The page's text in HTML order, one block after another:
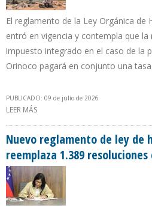
El reglamento de la Ley Orgánica de
entró en vigencia y contempla que
impuesto integrado en el caso de la
Orinoco pagará en conjunto una
PUBLICADO: 09 de julio de 2026
LEER MÁS
Nuevo reglamento de ley de
reemplaza 1.389